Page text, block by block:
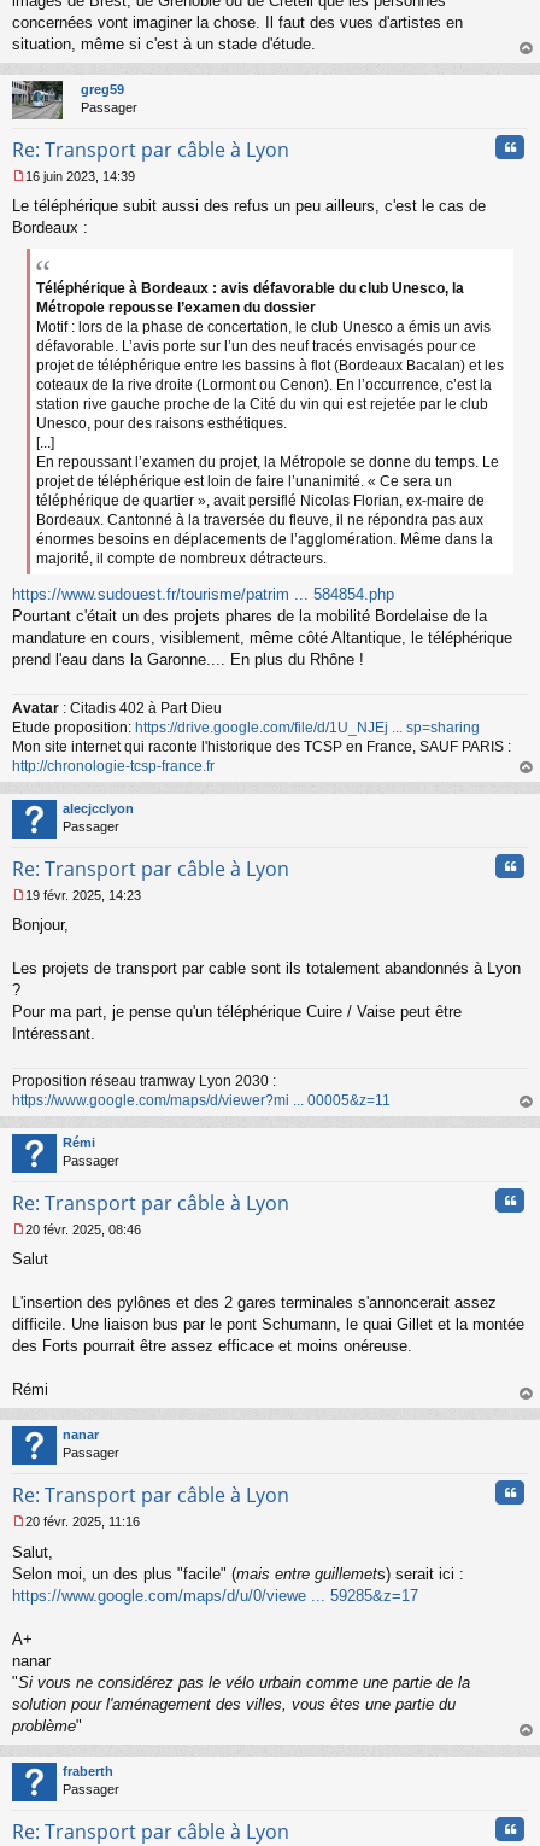
concernées vont imaginer la chose. Il faut des vues d'artistes en
situation, même si c'est à un stade d'étude.
au
greg59
Passager
Re: Transport par câble à Lyon
e
s
16 juin 2023, 14:39
Le téléphérique subit aussi des refus un peu ailleurs, c'est le cas de
Bordeaux :
Téléphérique à Bordeaux : avis défavorable du club Unesco, la
Métropole repousse l’examen du dossier
Motif : lors de la phase de concertation, le club Unesco a émis un avis
défavorable. L’avis porte sur l’un des neuf tracés envisagés pour ce
projet de téléphérique entre les bassins à flot (Bordeaux Bacalan) et les
coteaux de la rive droite (Lormont ou Cenon). En l’occurrence, c’est la
station rive gauche proche de la Cité du vin qui est rejetée par le club
Unesco, pour des raisons esthétiques.
[...]
En repoussant l’examen du projet, la Métropole se donne du temps. Le
projet de téléphérique est loin de faire l’unanimité. « Ce sera un
téléphérique de quartier », avait persiflé Nicolas Florian, ex-maire de
Bordeaux. Cantonné à la traversée du fleuve, il ne répondra pas aux
énormes besoins en déplacements de l’agglomération. Même dans la
majorité, il compte de nombreux détracteurs.
https://www.sudouest.fr/tourisme/patrim ... 584854.php
Pourtant c'était un des projets phares de la mobilité Bordelaise de la
mandature en cours, visiblement, même côté Altantique, le téléphérique
prend l'eau dans la Garonne.... En plus du Rhône !
Avatar : Citadis 402 à Part Dieu
Etude proposition: https://drive.google.com/file/d/1U_NJEj ... sp=sharing
Mon site internet qui raconte l'historique des TCSP en France, SAUF PARIS :
http://chronologie-tcsp-france.fr
au
alecjcclyon
Passager
Re: Transport par câble à Lyon
e
s
e
n
l
u
19 févr. 2025, 14:23
Bonjour,
Les projets de transport par cable sont ils totalement abandonnés à Lyon
?
Pour ma part, je pense qu'un téléphérique Cuire / Vaise peut être
Intéressant.
Proposition réseau tramway Lyon 2030 :
https://www.google.com/maps/d/viewer?mi ... 00005&z=11
au
Rémi
Passager
Re: Transport par câble à Lyon
e
s
a
g
e
o
n
l
u
20 févr. 2025, 08:46
Salut
L'insertion des pylônes et des 2 gares terminales s'annoncerait assez
difficile. Une liaison bus par le pont Schumann, le quai Gillet et la montée
des Forts pourrait être assez efficace et moins onéreuse.
Rémi
au
nanar
Passager
Re: Transport par câble à Lyon
e
s
s
a
e
n
o
n
u
20 févr. 2025, 11:16
Salut,
Selon moi, un des plus "facile" (mais entre guillemets) serait ici :
https://www.google.com/maps/d/u/0/viewe ... 59285&z=17
A+
nanar
"Si vous ne considérez pas le vélo urbain comme une partie de la
solution pour l'aménagement des villes, vous êtes une partie du
problème"
au
fraberth
Passager
Re: Transport par câble à Lyon